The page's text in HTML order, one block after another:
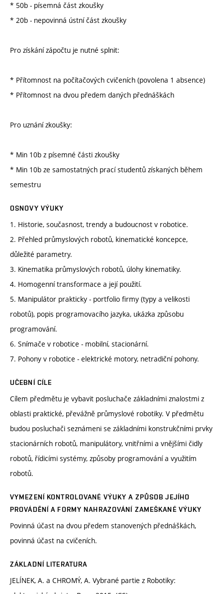
* 50b - písemná část zkoušky
* 20b - nepovinná ústní část zkoušky
Pro získání zápočtu je nutné splnit:
* Přítomnost na počítačových cvičeních (povolena 1 absence)
* Přítomnost na dvou předem daných přednáškách
Pro uznání zkoušky:
* Min 10b z písemné části zkoušky
* Min 10b ze samostatných prací studentů získaných během
semestru
OSNOVY VÝUKY
1. Historie, současnost, trendy a budoucnost v robotice.
2. Přehled průmyslových robotů, kinematické koncepce,
důležité parametry.
3. Kinematika průmyslových robotů, úlohy kinematiky.
4. Homogenní transformace a její použití.
5. Manipulátor prakticky - portfolio firmy (typy a velikosti
robotů), popis programovacího jazyka, ukázka způsobu
programování.
6. Snímače v robotice - mobilní, stacionární.
7. Pohony v robotice - elektrické motory, netradiční pohony.
UČEBNÍ CÍLE
Cílem předmětu je vybavit posluchače základními znalostmi z
oblasti praktické, převážně průmyslové robotiky. V předmětu
budou posluchači seznámeni se základními konstrukčními prvky
stacionárních robotů, manipulátory, vnitřními a vnějšími čidly
robotů, řídicími systémy, způsoby programování a využitím
robotů.
VYMEZENÍ KONTROLOVANÉ VÝUKY A ZPŮSOB JEJÍHO
PROVÁDĚNÍ A FORMY NAHRAZOVÁNÍ ZAMEŠKANÉ VÝUKY
Povinná účast na dvou předem stanovených přednáškách,
povinná účast na cvičeních.
ZÁKLADNÍ LITERATURA
JELÍNEK, A. a CHROMÝ, A. Vybrané partie z Robotiky: